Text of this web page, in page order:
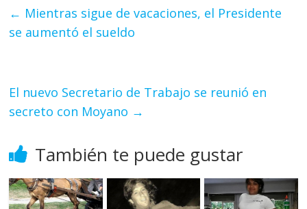
← Mientras sigue de vacaciones, el Presidente
se aumentó el sueldo
El nuevo Secretario de Trabajo se reunió en
secreto con Moyano →
También te puede gustar